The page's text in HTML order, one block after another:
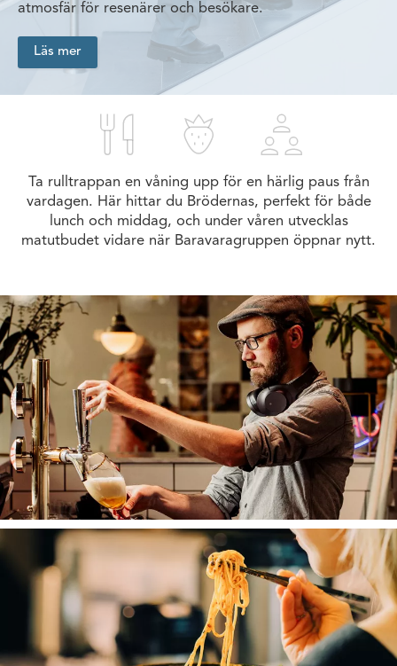
atmosfär för resenärer och besökare.
Läs mer
Ta rulltrappan en våning upp för en härlig paus från
vardagen. Här hittar du Brödernas, perfekt för både
lunch och middag, och under våren utvecklas
matutbudet vidare när Baravaragruppen öppnar nytt.